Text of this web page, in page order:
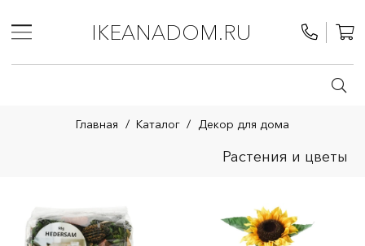
IKEANADOM.RU
Главная / Каталог / Декор для дома
Растения и цветы